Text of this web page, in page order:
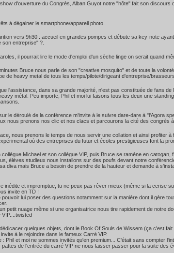
d'ouverture du Congrès, Alban Guyot notre "hôte" fait son
à dégainer le smartphone/appareil photo.
vers 9h30 : accueil en grandes pompes et débute sa key-note
entreprise" ?.
il pourrait lire le mode d'emploi d'un sèche linge on serait quand
Bruce nous parle de son "creative mosquito" et de toute la
de heavy metal de tous les temps/pilote/dirigeant d'entreprise/
l'assistance, dans sa grande majorité, n'est pas constituée de fans
métal. Peu importe, Phil et moi lui faisons tous les deux une
le déroulé de la conférence m'invite à le suivre dare-dare à "l'Agora
nous prenons nos clic et nos clacs et parcourons la cité des congrès
nous prenons le temps de nous servir une collation et ainsi profiter à
où des entreprises du futur et écoles prestigieuses font la
Michael et son collègue VIP, puis Bruce se ramène en
élèves studieux nous installons sur des poufs devant notre
sa diva mais Bruce a besoin de prendre de la hauteur et demande à
inédite et impromptue, tu ne peux pas rêver mieux (même si la cerise
invite en TD !
lui poser des questions notamment sur la manière dont il gère
petit nuage même si une organisatrice nous tire rapidement de notre
quelques objets, dont le Book Of Souls de Wissem (ça c'est
à le rejoindre dans le fameux Carré VIP.
: Phil et moi ne sommes invités qu'en premium... C'était sans compter
de l'entrée du carré VIP ne nous laisser passer pour la suite des